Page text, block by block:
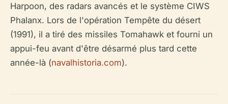
Harpoon, des radars avancés et le système CIWS
Phalanx. Lors de l'opération Tempête du désert
(1991), il a tiré des missiles Tomahawk et fourni un
appui-feu avant d'être désarmé plus tard cette
année-là (navalhistoria.com).